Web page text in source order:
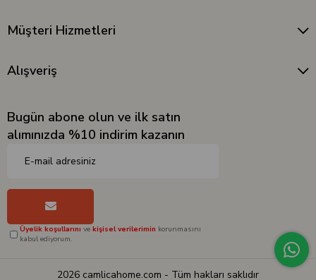
Müşteri Hizmetleri
Alışveriş
Bugün abone olun ve ilk satın
alımınızda %10 indirim kazanın
Üyelik koşullarını ve kişisel verilerimin korunmasını
kabul ediyorum.
2026 camlicahome.com - Tüm hakları saklıdır